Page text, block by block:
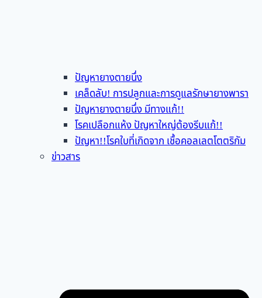
ปัญหายางตายนึ่ง
เคล็ดลับ! การปลูกและการดูแลรักษายางพารา
ปัญหายางตายนึ่ง มีทางแก้!!
โรคเปลือกแห้ง ปัญหาใหญ่ต้องรีบแก้!!
ปัญหา!!โรคใบที่เกิดจาก เชื้อคอลเลตโตตริกัม
ข่าวสาร